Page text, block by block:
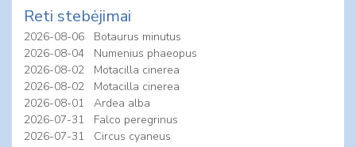
Reti stebėjimai
2026-08-06
Botaurus minutus
2026-08-04
Numenius phaeopus
2026-08-02
Motacilla cinerea
2026-08-02
Motacilla cinerea
2026-08-01
Ardea alba
2026-07-31
Falco peregrinus
2026-07-31
Circus cyaneus